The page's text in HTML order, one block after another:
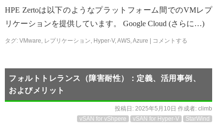
HPE Zertoは以下のようなプラットフォーム間でのVMレプ
リケーションを提供しています。 Google Cloud (さらに…)
タグ: VMware, レプリケーション, Hyper-V,AWS,Azure コメントする
フォルトトレランス（障害耐性）：定義、活用事例、
およびメリット
投稿日: 2025年5月10日 作成者: climb
vSAN for vShpere
vSAN for Hyper-V StarWind